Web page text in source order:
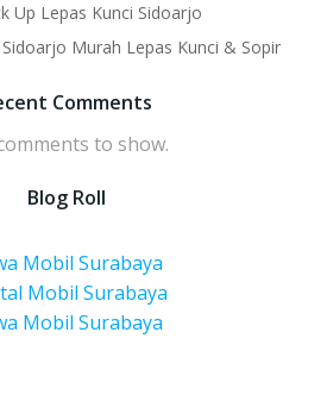
Up Lepas Kunci Sidoarjo
Murah Lepas Kunci & Sopir
Comments
to show.
Blog Roll
Mobil Surabaya
Mobil Surabaya
Mobil Surabaya